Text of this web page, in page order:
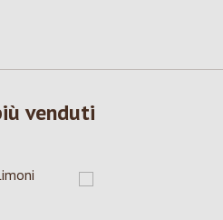
venduti